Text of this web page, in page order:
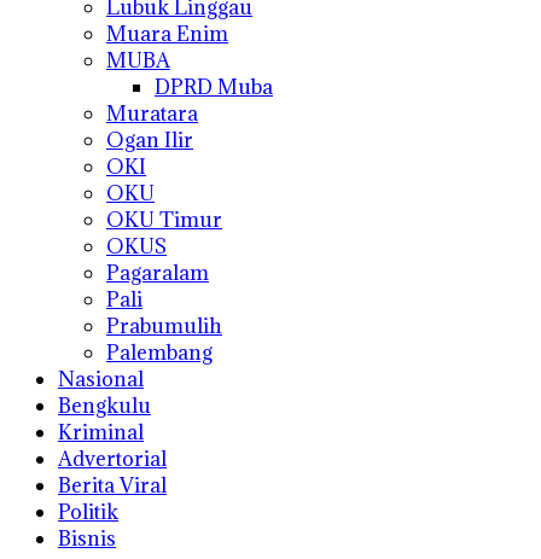
Lubuk Linggau
Muara Enim
MUBA
DPRD Muba
Muratara
Ogan Ilir
OKI
OKU
OKU Timur
OKUS
Pagaralam
Pali
Prabumulih
Palembang
Nasional
Bengkulu
Kriminal
Advertorial
Berita Viral
Politik
Bisnis